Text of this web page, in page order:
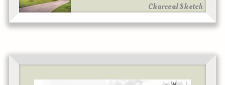
Charcoal Sketch